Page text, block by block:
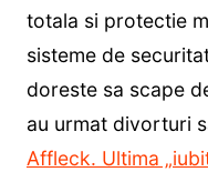
totala si protectie
sisteme de
doreste sa scape
au urmat divorturi
Affleck. Ultima